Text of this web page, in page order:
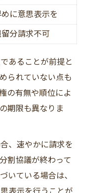
めに意思表示を
分請求不可
あることが前提と
られていない点も
の有無や順位によ
期限も異なりま
、速やかに請求を
割協議が終わって
いている場合は、